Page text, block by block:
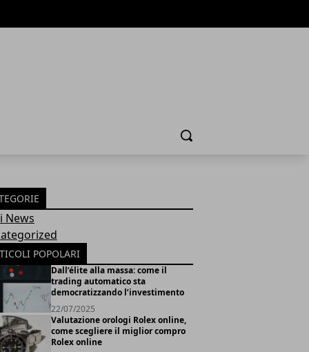
Cerca
News
POPOLARI
Dall’élite alla massa: come il
trading automatico sta
democratizzando l’investimento
22/07/2025
Valutazione orologi Rolex online,
come scegliere il miglior compro
Rolex online